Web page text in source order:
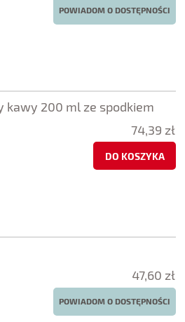
POWIADOM O DOSTĘPNOŚCI
kawy 200 ml ze spodkiem
74,39 zł
DO KOSZYKA
47,60 zł
POWIADOM O DOSTĘPNOŚCI